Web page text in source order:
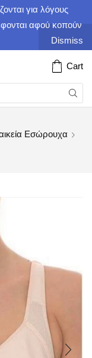
για λόγους
αφού κοπούν
Dismiss
Cart
Εσώρουχα